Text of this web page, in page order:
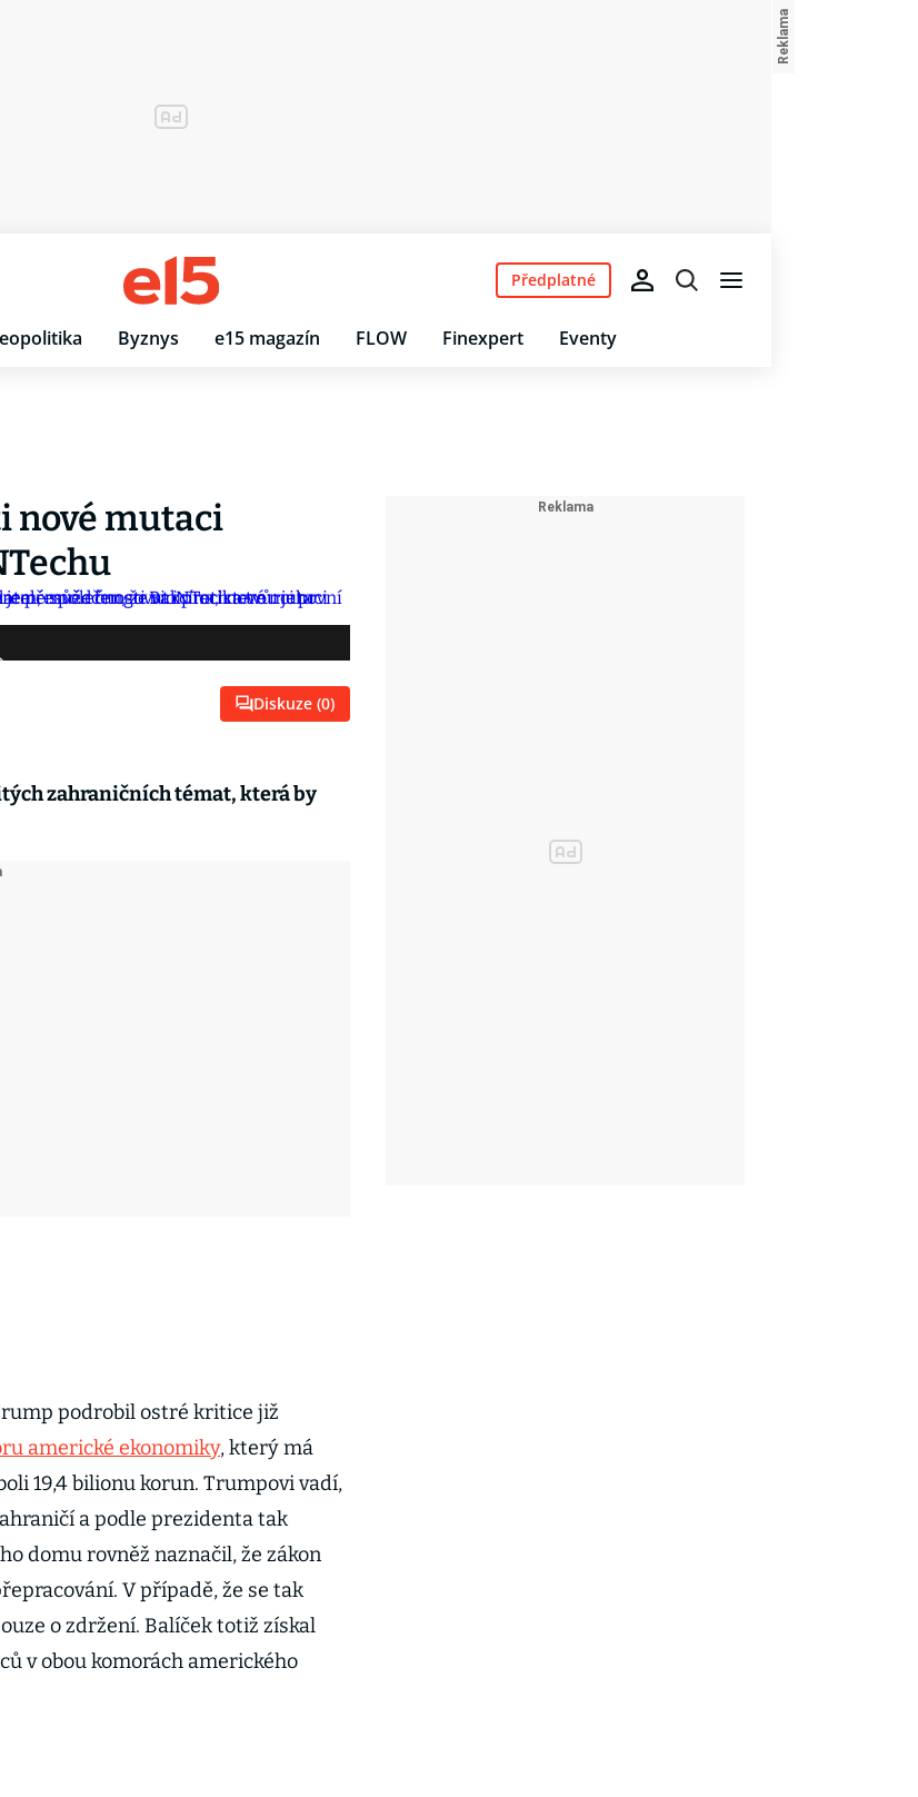
Byznys e15 magazín FLOW Finexpert Eventy
Předplatné
nové mutaci
Diskuze (0)
zahraničních témat, která by
podrobil ostré kritice již
americké ekonomiky, který má
19,4 bilionu korun. Trumpovi vadí,
a podle prezidenta tak
domu rovněž naznačil, že zákon
V případě, že se tak
o zdržení. Balíček totiž získal
v obou komorách amerického